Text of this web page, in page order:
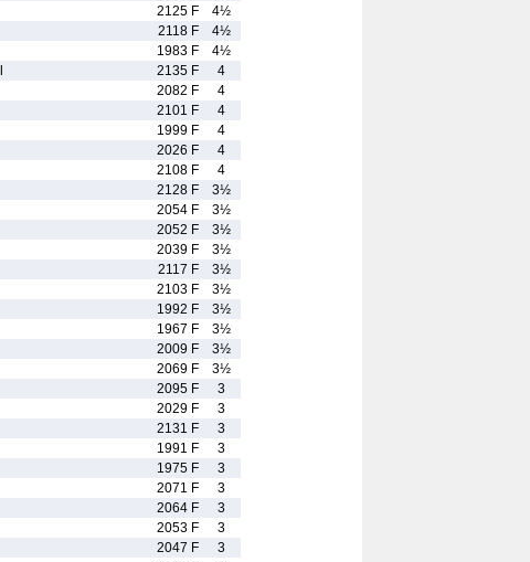
2125 F
4½
2118 F
4½
1983 F
4½
2135 F
4
2082 F
4
2101 F
4
1999 F
4
2026 F
4
2108 F
4
2128 F
3½
2054 F
3½
2052 F
3½
2039 F
3½
2117 F
3½
2103 F
3½
1992 F
3½
1967 F
3½
2009 F
3½
2069 F
3½
2095 F
3
2029 F
3
2131 F
3
1991 F
3
1975 F
3
2071 F
3
2064 F
3
2053 F
3
2047 F
3